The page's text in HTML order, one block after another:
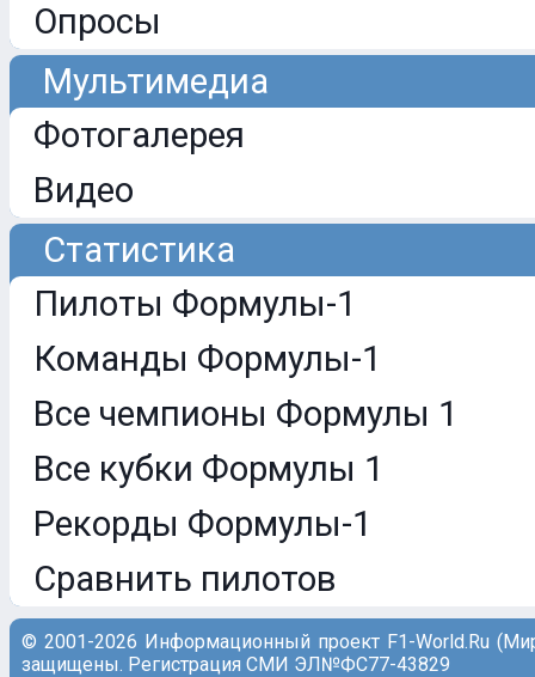
Опросы
Мультимедиа
Фотогалерея
Видео
Статистика
Пилоты Формулы-1
Команды Формулы-1
Все чемпионы Формулы 1
Все кубки Формулы 1
Рекорды Формулы-1
Сравнить пилотов
© 2001-2026 Информационный проект F1-World.Ru
защищены. Регистрация СМИ ЭЛ№ФС77-43829